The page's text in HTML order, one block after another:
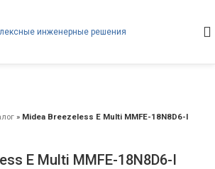
» Midea Breezeless E Multi MMFE-18N8D6-I
E Multi MMFE-18N8D6-I